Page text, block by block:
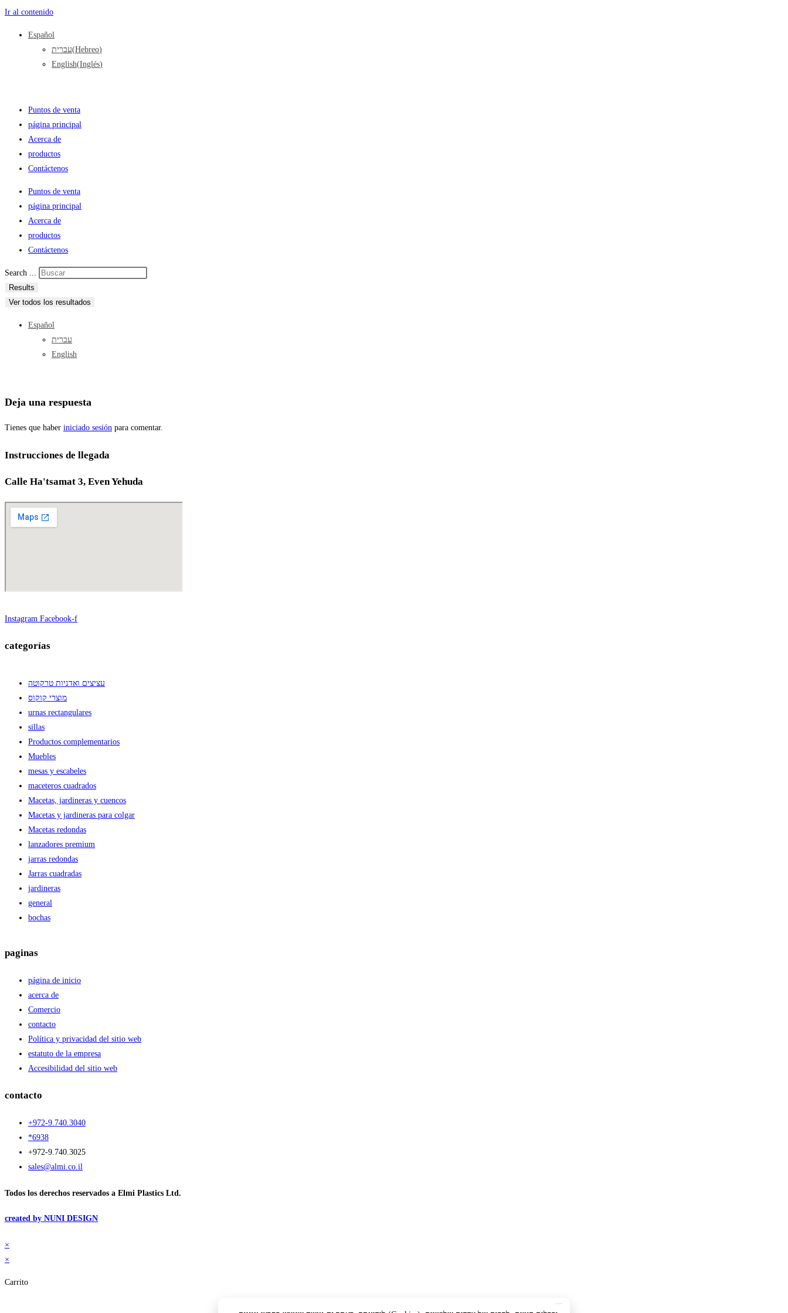
Ir al contenido
Español
עברית(Hebreo)
English(Inglés)
Puntos de venta
página principal
Acerca de
productos
Contáctenos
Puntos de venta
página principal
Acerca de
productos
Contáctenos
Search ...
Results
Ver todos los resultados
Español
עברית
English
Deja una respuesta
Tienes que haber iniciado sesión para comentar.
Instrucciones de llegada
Calle Ha'tsamat 3, Even Yehuda
Instagram Facebook-f
categorías
עציצים ואדניות טרקוטה
מוצרי קוקוס
urnas rectangulares
sillas
Productos complementarios
Muebles
mesas y escabeles
maceteros cuadrados
Macetas, jardineras y cuencos
Macetas y jardineras para colgar
Macetas redondas
lanzadores premium
jarras redondas
Jarras cuadradas
jardineras
general
bochas
paginas
página de inicio
acerca de
Comercio
contacto
Política y privacidad del sitio web
estatuto de la empresa
Accesibilidad del sitio web
contacto
+972-9.740.3040
*6938
+972-9.740.3025
sales@almi.co.il
Todos los derechos reservados a Elmi Plastics Ltd.
created by NUNI DESIGN
×
×
Carrito